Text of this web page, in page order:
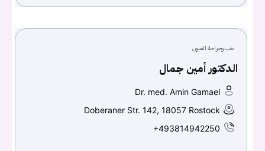
طب وجراحة العيون
الدكتور أمين جمال
Dr. med. Amin Gamael
Doberaner Str. 142, 18057 Rostock
+493814942250